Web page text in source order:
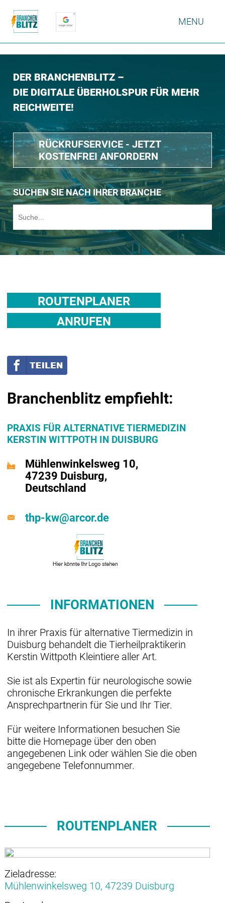
MENU
DER BRANCHENBLITZ –
DIE DIGITALE ÜBERHOLSPUR FÜR MEHR
REICHWEITE!
RÜCKRUFSERVICE - JETZT
KOSTENFREI ANFORDERN
SUCHEN SIE NACH IHRER BRANCHE
ROUTENPLANER
ANRUFEN
Branchenblitz empfiehlt:
PRAXIS FÜR ALTERNATIVE TIERMEDIZIN
KERSTIN WITTPOTH IN DUISBURG
Mühlenwinkelsweg 10,
47239 Duisburg,
Deutschland
thp-kw@arcor.de
INFORMATIONEN
In ihrer Praxis für alternative Tiermedizin in
Duisburg behandelt die Tierheilpraktikerin
Kerstin Wittpoth Kleintiere aller Art.
Sie ist als Expertin für neurologische sowie
chronische Erkrankungen die perfekte
Ansprechpartnerin für Sie und Ihr Tier.
Für weitere Informationen besuchen Sie
bitte die Homepage über den oben
angegebenen Link oder wählen Sie die oben
angegebene Telefonnummer.
ROUTENPLANER
Zieladresse:
Mühlenwinkelsweg 10, 47239 Duisburg